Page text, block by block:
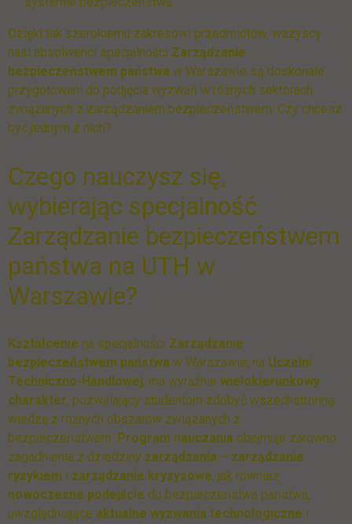
Dzięki tak szerokiemu zakresowi przedmiotów, wszyscy
nasi absolwenci specjalności Zarządzanie
bezpieczeństwem państwa w Warszawie są doskonale
przygotowani do podjęcia wyzwań w różnych sektorach
związanych z zarządzaniem bezpieczeństwem​. Czy chcesz
być jednym z nich?
Czego nauczysz się,
wybierając specjalność
Zarządzanie bezpieczeństwem
państwa na UTH w
Warszawie?
Kształcenie na specjalności Zarządzanie
bezpieczeństwem państwa w Warszawie, na Uczelni
Techniczno-Handlowej, ma wyraźnie wielokierunkowy
charakter, pozwalający studentom zdobyć wszechstronną
wiedzę z różnych obszarów związanych z
bezpieczeństwem. Program nauczania obejmuje zarówno
zagadnienia z dziedziny zarządzania – zarządzanie
ryzykiem i zarządzanie kryzysowe, jak również
nowoczesne podejście do bezpieczeństwa państwa,
uwzględniające aktualne wyzwania technologiczne i